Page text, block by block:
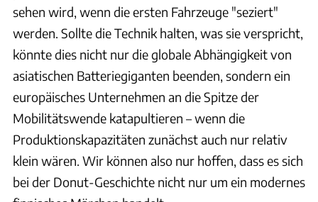
sehen wird, wenn die ersten Fahrzeuge "seziert"
werden. Sollte die Technik halten, was sie verspricht,
könnte dies nicht nur die globale Abhängigkeit von
asiatischen Batteriegiganten beenden, sondern ein
europäisches Unternehmen an die Spitze der
Mobilitätswende katapultieren – wenn die
Produktionskapazitäten zunächst auch nur relativ
klein wären. Wir können also nur hoffen, dass es sich
bei der Donut-Geschichte nicht nur um ein modernes